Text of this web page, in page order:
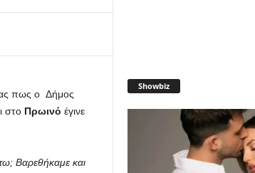
πως ο Δήμος
στο Πρωινό έγινε
Βαρεθήκαμε και
Showbiz